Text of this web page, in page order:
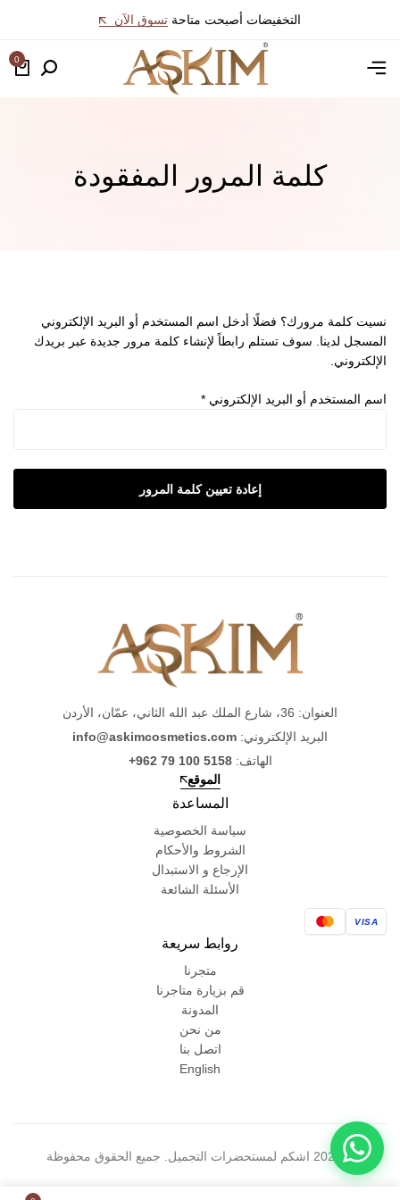
التخفيضات أصبحت متاحة تسوق الآن
0
كلمة المرور المفقودة
نسيت كلمة مرورك؟ فضلًا أدخل اسم المستخدم أو البريد الإلكتروني
المسجل لدينا. سوف تستلم رابطاً لإنشاء كلمة مرور جديدة عبر بريدك
الإلكتروني.
اسم المستخدم أو البريد الإلكتروني *
إعادة تعيين كلمة المرور
العنوان: 36، شارع الملك عبد الله الثاني، عمّان، الأردن
البريد الإلكتروني: info@askimcosmetics.com
الهاتف:+962 79 100 5158
الموقع
المساعدة
سياسة الخصوصية
الشروط والأحكام
الإرجاع و الاستبدال
الأسئلة الشائعة
VISA
روابط سريعة
متجرنا
قم بزيارة متاجرنا
المدونة
من نحن
اتصل بنا
English
© 2026 اشكم لمستحضرات التجميل. جميع الحقوق محفوظة